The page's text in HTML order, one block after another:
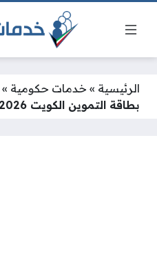
الرئيسية » خدمات حكومية »
بطاقة التموين الكويت 2026